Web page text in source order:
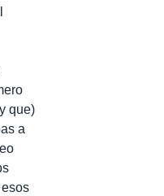
que)
a